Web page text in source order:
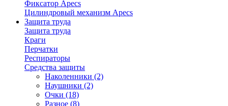
Фиксатор Apecs
Цилиндровый механизм Apecs
Защита труда
Защита труда
Краги
Перчатки
Респираторы
Средства защиты
Наколенники (2)
Наушники (2)
Очки (18)
Разное (8)